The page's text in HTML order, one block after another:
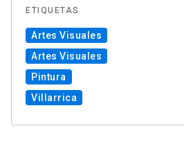
ETIQUETAS
Artes Visuales
Artes Visuales
Pintura
Villarrica